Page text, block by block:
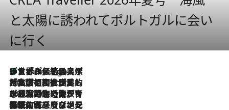
と太陽に誘われてポルトガルに会い
に行く
6 Hours Ago
リスボンの絶品スイーツ「パステル・デ・ナタ」とは？ポルトガル伝統の奥深い世界へ
2026.7.27
「私の祖国はポルトガル語です」国民的詩人フェルナンド・ペソアと、彼が愛した文学の街を歩く
2026.7.26
ポルトガル近海が育む極上の海の幸。キリリと冷えた白ワインと愉しむ、シーフード専門店の贅沢
2026.7.22
伝統の味をモダンに昇華。高感度な地元客が集う、リスボンの最旬ガストロノミー